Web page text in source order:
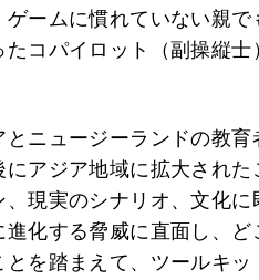
ゲームに慣れていない親
たコパイロット（副操縦
とニュージーランドの教
にアジア地域に拡大され
現実のシナリオ、文化に
進化する脅威に直面し、
とを踏まえて、ツールキ